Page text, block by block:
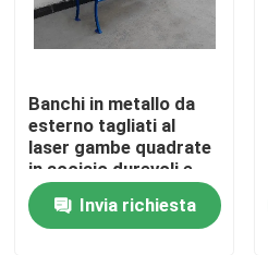
Casa.
Prodotti
Banchi in metallo da
esterno tagliati al
laser gambe quadrate
in acciaio durevoli e
sicure
Invia richiesta